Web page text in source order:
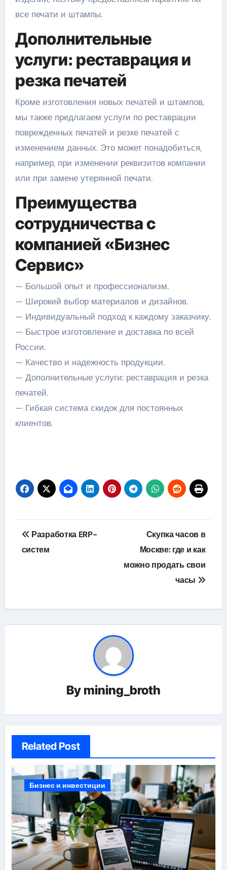
все печати и штампы.
Дополнительные
услуги: реставрация и
резка печатей
Кроме изготовления новых печатей и штампов,
мы также предлагаем услуги по реставрации
поврежденных печатей и резке печатей с
изменением данных. Это может понадобиться,
например, при изменении реквизитов компании
или при замене утерянной печати.
Преимущества
сотрудничества с
компанией «Бизнес
Сервис»
— Большой опыт и профессионализм.
— Широкий выбор материалов и дизайнов.
— Индивидуальный подход к каждому заказчику.
— Быстрое изготовление и доставка по всей
России.
— Качество и надежность продукции.
— Дополнительные услуги: реставрация и резка
печатей.
— Гибкая система скидок для постоянных
клиентов.
Навигация
по
Разработка ERP-
систем
Скупка часов в
Москве: где и как
можно продать свои
часы
By mining_broth
Related Post
Бизнес и инвестиции